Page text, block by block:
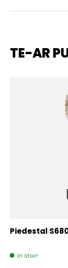
TE-AR
Piedestal
In stoc!